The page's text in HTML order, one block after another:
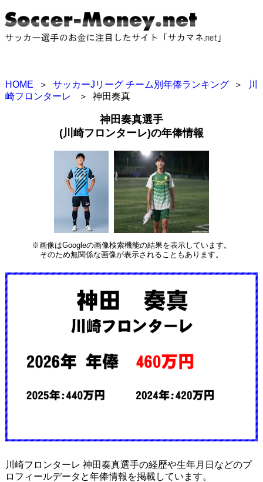
HOME ＞ サッカーJリーグ チーム別年俸ランキング ＞
川
崎フロンターレ
＞ 神田奏真
神田奏真選手
(川崎フロンターレ)の年俸情報
※画像はGoogleの画像検索機能の結果を表示しています。
そのため無関係な画像が表示されることもあります。
川崎フロンターレ 神田奏真選手の経歴や生年月日などのプ
ロフィールデータと年俸情報を掲載しています。